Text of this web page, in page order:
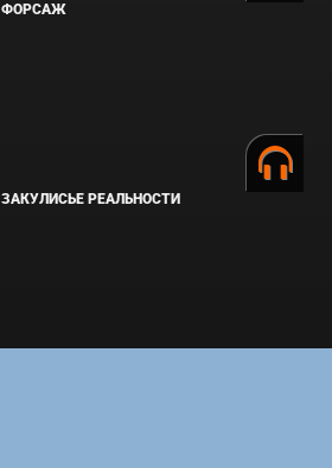
ФОРСАЖ
ЗАКУЛИСЬЕ РЕАЛЬНОСТИ